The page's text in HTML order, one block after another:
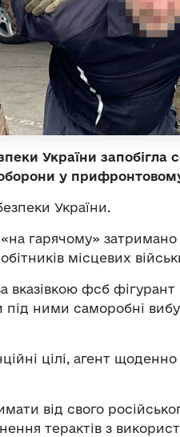
України запобігла
у
України.
гарячому» затримано
місцевих
вказівкою фсб
під ними саморобні
цілі, агент
від свого
терактів з